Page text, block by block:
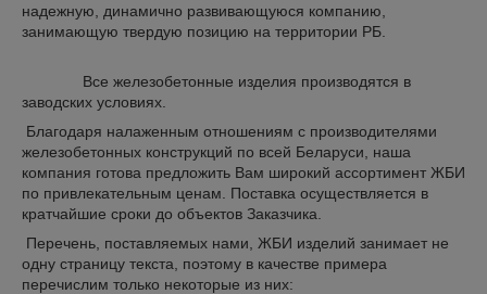
надежную, динамично развивающуюся компанию,
занимающую твердую позицию на территории РБ.
Все железобетонные изделия производятся в
заводских условиях.
Благодаря налаженным отношениям с производителями
железобетонных конструкций по всей Беларуси, наша
компания готова предложить Вам широкий ассортимент ЖБИ
по привлекательным ценам. Поставка осуществляется в
кратчайшие сроки до объектов Заказчика.
Перечень, поставляемых нами, ЖБИ изделий занимает не
одну страницу текста, поэтому в качестве примера
перечислим только некоторые из них: